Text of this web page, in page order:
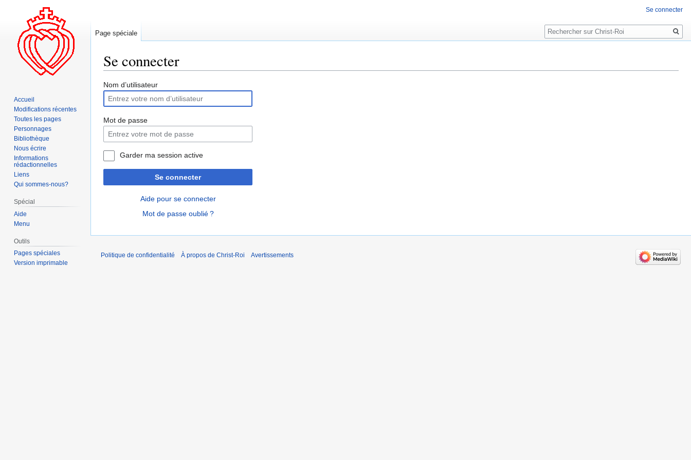
Se connecter
Aller
la
navigation
Aller
la
recherche
Nom d’utilisateur
Mot de passe
Garder ma session active
Se connecter
Aide pour se connecter
Mot de passe oublié ?
Se connecter
Page spéciale
Rechercher
Accueil
Modifications récentes
Toutes les pages
Personnages
Bibliothèque
Nous écrire
Informations
rédactionnelles
Liens
Qui sommes-nous?
Spécial
Aide
Menu
Outils
Pages spéciales
Version imprimable
Politique de confidentialité À propos de Christ-Roi Avertissements